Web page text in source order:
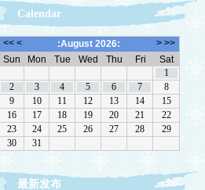
Calendar
最新发布